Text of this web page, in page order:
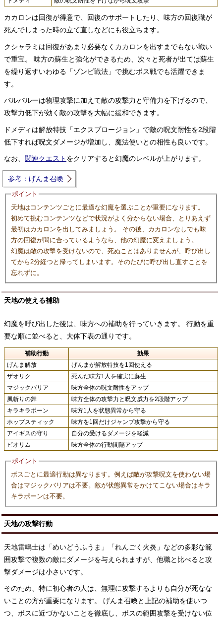
カカロンは回復が得意で、回復のサポートしたり、味方の回復職が
死んでしまった時の立て直しなどにも役立ちます。
クシャラミは回復があまり必要なくカカロンを出すまでもない戦い
で重宝。 味方の蘇生と強化ができるため、次々と死者が出ては蘇生
を繰り返すいわゆる「ゾンビ戦法」で挑むボス戦でも活躍できま
す。
バルバルーは物理攻撃に加えて敵の攻撃力と守備力を下げるので、
攻撃力低下が効く敵の攻撃を大幅に緩和できます。
ドメディは解放特技「エクスプロージョン」で敵の呪文耐性を2段階
低下すれば呪文ダメージが増加し、魔法使いとの相性も良いです。
なお、 関連クエスト をクリアすると幻魔のレベルが上がります。
参考：げんま召喚
ポイント
天地はコンテンツごとに最適な幻魔を選ぶことが重要になります。
初めて挑むコンテンツなどで状況がよく分からない場合、とりあえず
最初はカカロンを出してみましょう。 その後、カカロンなしでも味
方の回復が間に合っているようなら、他の幻魔に変えましょう。
幻魔は敵の攻撃を受けないので、死ぬことはありませんが、呼び出し
てから2分経つと帰ってしまいます。そのたびに呼び出し直すことを
忘れずに。
天地の使える補助
幻魔を呼び出した後は、味方への補助を行っていきます。 行動を重
要な順に並べると、大体下表の通りです。
補助行動
効果
げんま解放
げんまが解放特技を1回使える
ザオリク
死んだ味方1人を確実に蘇生
マジックバリア
味方全体の呪文耐性をアップ
風斬りの舞
味方全体の攻撃力と呪文威力を2段階アップ
キラキラポーン
味方1人を状態異常から守る
ホップスティック
味方を1回だけジャンプ攻撃から守る
アイギスの守り
自分の受けるダメージを軽減
ピオリム
味方全体の行動間隔アップ
ポイント
ボスごとに最適行動は異なります。例えば敵が攻撃呪文を使わない場
合はマジックバリアは不要。敵が状態異常をかけてこない場合はキラ
キラポーンは不要。
天地の攻撃行動
天地雷鳴士は「めいどうふうま」「れんごく火炎」などの多彩な範
囲攻撃で複数の敵にダメージを与えられますが、他職と比べると攻
撃ダメージは小さいです。
そのため、特に初心者の人は、無理に攻撃するよりも自分が死なな
いことの方が重要になります。 げんま召喚と上記の補助を使いつ
つ、ボスに近づかないことを徹底し、ボスの範囲攻撃を受けない位